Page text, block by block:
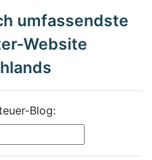
umfassendste
Website
Blog: